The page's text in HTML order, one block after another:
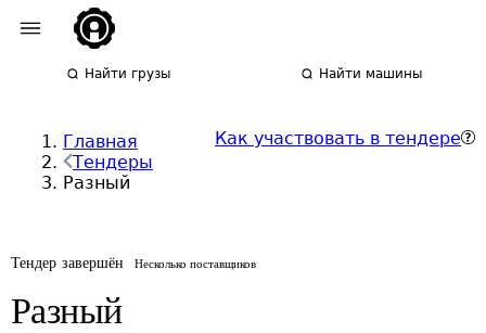
Найти грузы Найти машины
Главная
Тендеры
Разный
Как участвовать в тендере
Тендер завершён Несколько поставщиков
Разный